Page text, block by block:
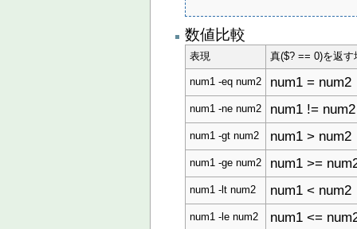
数値比較
表現 真($? == 0)を返す
num1 -eq num2 num1 = num2
num1 -ne num2 num1 != num2
num1 -gt num2 num1 > num2
num1 -ge num2 num1 >=
num1 -lt num2 num1 < num2
num1 -le num2 num1 <=